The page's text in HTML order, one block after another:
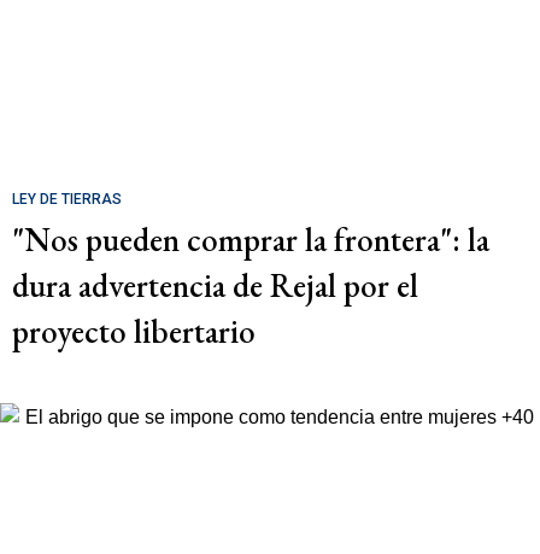
LEY DE TIERRAS
"Nos pueden comprar la frontera": la
dura advertencia de Rejal por el
proyecto libertario